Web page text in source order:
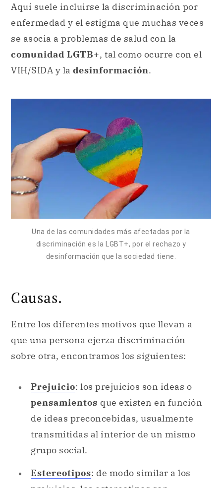
Aquí suele incluirse la discriminación por
enfermedad y el estigma que muchas veces
se asocia a problemas de salud con la
comunidad LGTB+, tal como ocurre con el
VIH/SIDA y la desinformación.
Una de las comunidades más afectadas por la
discriminación es la LGBT+, por el rechazo y
desinformación que la sociedad tiene.
Causas.
Entre los diferentes motivos que llevan a
que una persona ejerza discriminación
sobre otra, encontramos los siguientes:
Prejuicio: los prejuicios son ideas o
pensamientos que existen en función
de ideas preconcebidas, usualmente
transmitidas al interior de un mismo
grupo social.
Estereotipos: de modo similar a los